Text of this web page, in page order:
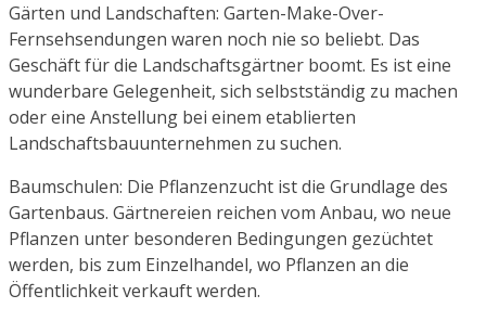
Gärten und Landschaften: Garten-Make-Over-
Fernsehsendungen waren noch nie so beliebt. Das
Geschäft für die Landschaftsgärtner boomt. Es ist eine
wunderbare Gelegenheit, sich selbstständig zu machen
oder eine Anstellung bei einem etablierten
Landschaftsbauunternehmen zu suchen.
Baumschulen: Die Pflanzenzucht ist die Grundlage des
Gartenbaus. Gärtnereien reichen vom Anbau, wo neue
Pflanzen unter besonderen Bedingungen gezüchtet
werden, bis zum Einzelhandel, wo Pflanzen an die
Öffentlichkeit verkauft werden.